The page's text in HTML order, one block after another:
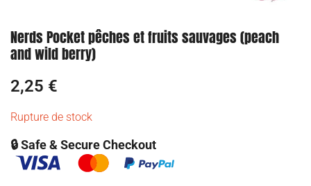
Nerds Pocket pêches et fruits sauvages (peach
and wild berry)
2,25 €
Rupture de stock
🔒 Safe & Secure Checkout